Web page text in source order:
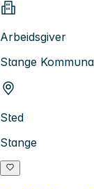
Arbeidsgiver
Stange
Sted
Stange